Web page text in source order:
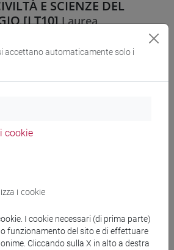
E SCIENZE DEL
[LT10]Laurea
PRINCIPI DELLA CRITICA
(6 cfu) [LT7060]
[LTR10]
ED EDITORIA (6 cfu)
E SOCIETÀ
accettano automaticamente solo i
cookie
i cookie
I cookie necessari (di prima parte)
funzionamento del sito e di effettuare
Cliccando sulla X in alto a destra